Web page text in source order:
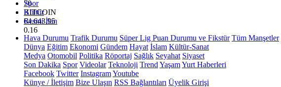
70
BITCOIN
64.643,95
0.16
Spor
Kültür
Resmi İlan
Hava Durumu Trafik Durumu Süper Lig Puan Durumu ve Fikstür Tüm Manşetler
Dünya Eğitim Ekonomi Gündem Hayat İslam Kültür-Sanat
Medya Otomobil Politika Röportaj Sağlık Seyahat Siyaset
Son Dakika Spor Videolar Teknoloji Trend YaşamYurt Haberleri
Facebook Twitter InstagramYoutube
Künye / İletişim Bize Ulaşın RSS Bağlantıları Üyelik Girişi